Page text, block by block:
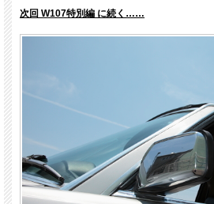
次回 W107特別編 に続く……